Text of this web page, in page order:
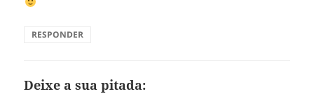
RESPONDER
Deixe a sua pitada: